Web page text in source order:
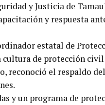
y Justicia de
y respuesta
estatal de
de protección
reconoció el respaldo
y un programa de